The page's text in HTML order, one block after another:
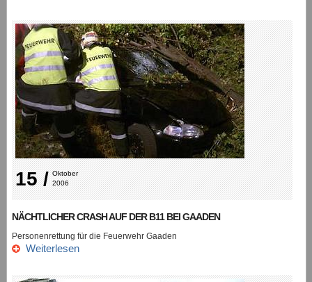
15 / Oktober
2006
NÄCHTLICHER CRASH AUF DER B11 BEI GAADEN
Personenrettung für die Feuerwehr Gaaden
Weiterlesen